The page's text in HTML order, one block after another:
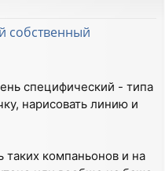
собственный
специфический - типа
нарисовать линию и
таких компаньонов и на